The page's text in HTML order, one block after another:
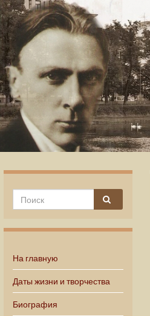
На главную
Даты жизни и творчества
Биография